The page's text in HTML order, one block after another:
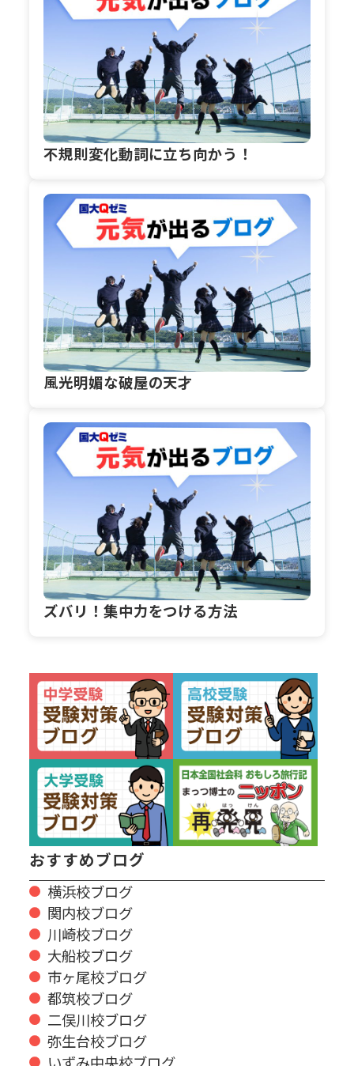
不規則変化動詞に立ち向かう！
風光明媚な破屋の天才
ズバリ！集中力をつける方法
おすすめブログ
横浜校ブログ
関内校ブログ
川崎校ブログ
大船校ブログ
市ヶ尾校ブログ
都筑校ブログ
二俣川校ブログ
弥生台校ブログ